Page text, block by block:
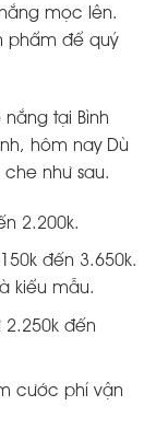
mọc lên.
phẩm để quý
tại Bình
hôm nay Dù
như sau.
2.200k.
đến 3.650k.
kiểu mẫu.
2.250k đến
cước phí vận